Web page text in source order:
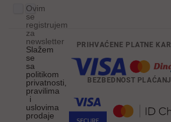
Ovim
se
registrujem
za
newsletter
Slažem
se
sa
politikom
privatnosti,
pravilima
i
uslovima
prodaje
PRIHVAĆENE PLATNE
BEZBEDNOST